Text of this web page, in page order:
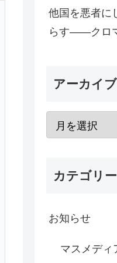
他国を悪者に
らす――クロ
アーカイブ
カテゴリー
お知らせ
マスメディ